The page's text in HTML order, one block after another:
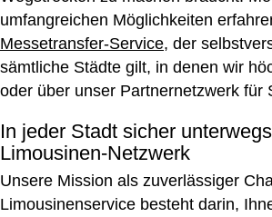
umfangreichen Möglichkeiten
Messetransfer-Service, der
sämtliche Städte gilt, in denen wir
oder über unser Partnernetzwerk für
In jeder Stadt sicher
Limousinen-Netzwerk
Unsere Mission als zuverlässiger
Limousinenservice besteht darin,